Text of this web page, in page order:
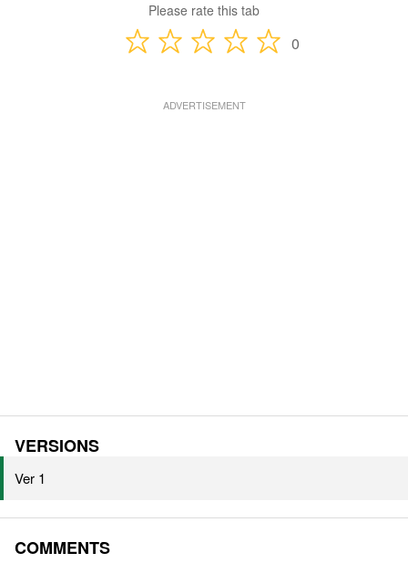
Please rate this tab
0
VERSIONS
Ver 1
COMMENTS